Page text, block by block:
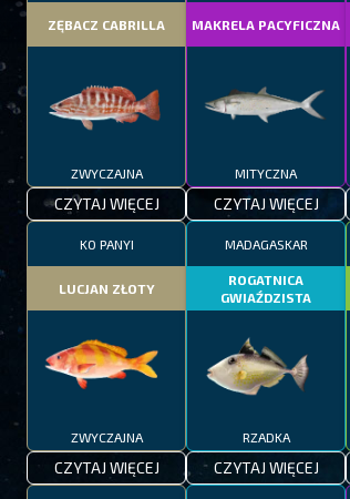
ZĘBACZ CABRILLA
ZWYCZAJNA
CZYTAJ WIĘCEJ
MAKRELA PACYFICZNA
MITYCZNA
CZYTAJ WIĘCEJ
KO PANYI
LUCJAN ZŁOTY
ZWYCZAJNA
CZYTAJ WIĘCEJ
MADAGASKAR
ROGATNICA
GWIAŹDZISTA
RZADKA
CZYTAJ WIĘCEJ